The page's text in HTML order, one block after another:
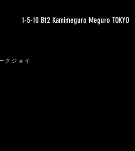
1-5-10 B12 Kamimeguro Meguro TOKYO
クジョイ